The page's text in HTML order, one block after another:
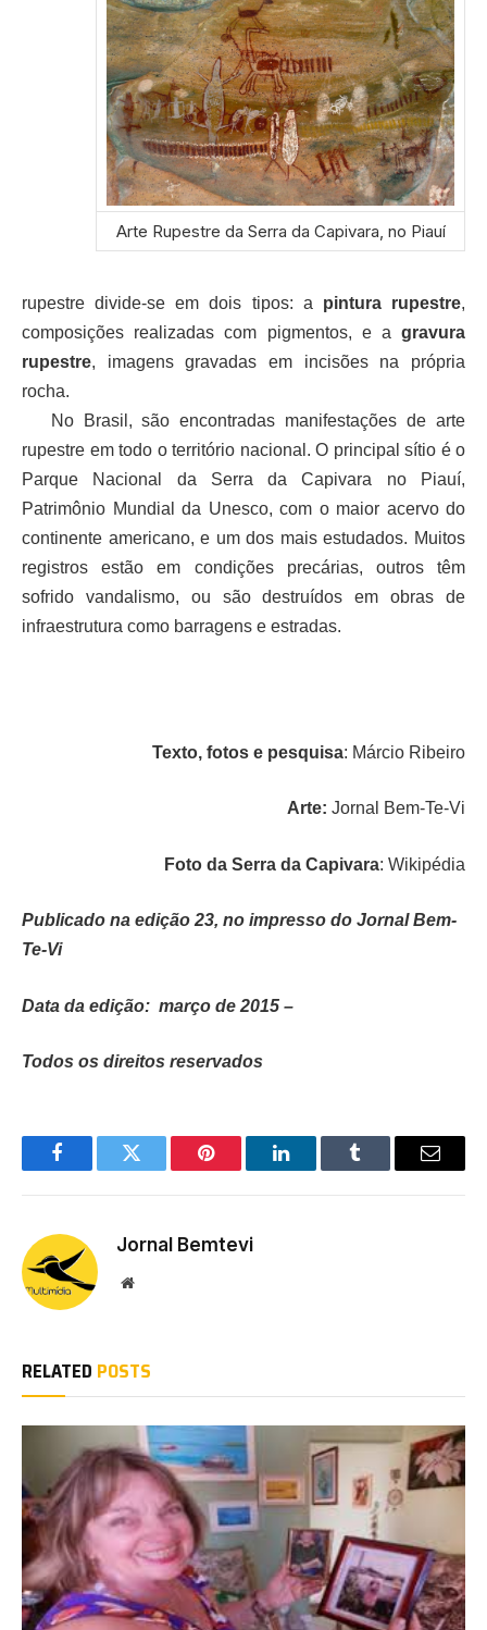
Arte Rupestre da Serra da Capivara, no Piauí
rupestre divide-se em dois tipos: a pintura rupestre,
composições realizadas com pigmentos, e a gravura
rupestre, imagens gravadas em incisões na própria
rocha.
No Brasil, são encontradas manifestações de arte
rupestre em todo o território nacional. O principal sítio é o
Parque Nacional da Serra da Capivara no Piauí,
Patrimônio Mundial da Unesco, com o maior acervo do
continente americano, e um dos mais estudados. Muitos
registros estão em condições precárias, outros têm
sofrido vandalismo, ou são destruídos em obras de
infraestrutura como barragens e estradas.
Texto, fotos e pesquisa: Márcio Ribeiro
Arte: Jornal Bem-Te-Vi
Foto da Serra da Capivara: Wikipédia
Publicado na edição 23, no impresso do Jornal Bem-
Te-Vi
Data da edição: março de 2015 –
Todos os direitos reservados
FacebookTwitter Pinterest LinkedInTumblr Email
Jornal Bemtevi
Website
RELATED POSTS